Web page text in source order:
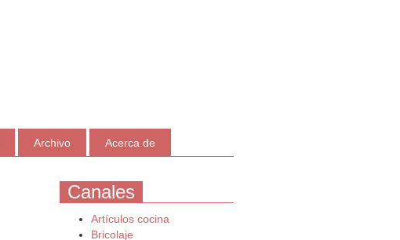
Archivo Acerca de
Canales
Artículos cocina
Bricolaje